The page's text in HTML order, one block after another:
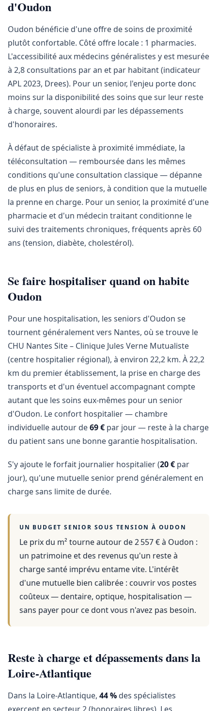
d'Oudon
Oudon bénéficie d'une offre de soins de proximité
plutôt confortable. Côté offre locale : 1 pharmacies.
L'accessibilité aux médecins généralistes y est mesurée
à 2,8 consultations par an et par habitant (indicateur
APL 2023, Drees). Pour un senior, l'enjeu porte donc
moins sur la disponibilité des soins que sur leur reste
à charge, souvent alourdi par les dépassements
d'honoraires.
À défaut de spécialiste à proximité immédiate, la
téléconsultation — remboursée dans les mêmes
conditions qu'une consultation classique — dépanne
de plus en plus de seniors, à condition que la mutuelle
la prenne en charge. Pour un senior, la proximité d'une
pharmacie et d'un médecin traitant conditionne le
suivi des traitements chroniques, fréquents après 60
ans (tension, diabète, cholestérol).
Se faire hospitaliser quand on habite
Oudon
Pour une hospitalisation, les seniors d'Oudon se
tournent généralement vers Nantes, où se trouve le
CHU Nantes Site – Clinique Jules Verne Mutualiste
(centre hospitalier régional), à environ 22,2 km. À 22,2
km du premier établissement, la prise en charge des
transports et d'un éventuel accompagnant compte
autant que les soins eux-mêmes pour un senior
d'Oudon. Le confort hospitalier — chambre
individuelle autour de69 € par jour — reste à la charge
du patient sans une bonne garantie hospitalisation.
S'y ajoute le forfait journalier hospitalier (20 € par
jour), qu'une mutuelle senior prend généralement en
charge sans limite de durée.
UN BUDGET SENIOR SOUS TENSION À OUDON
Le prix du m² tourne autour de 2 557 €à Oudon :
un patrimoine et des revenus qu'un reste à
charge santé imprévu entame vite. L'intérêt
d'une mutuelle bien calibrée : couvrir vos postes
coûteux — dentaire, optique, hospitalisation —
sans payer pour ce dont vous n'avez pas besoin.
Reste à charge et dépassements dans la
Loire-Atlantique
Dans la Loire-Atlantique, 44 % des spécialistes